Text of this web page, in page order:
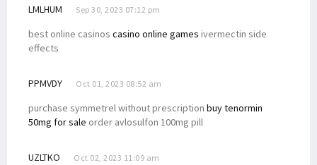
LMLHUM Sep 30, 2023 07:12 pm
best online casinos casino online games ivermectin side
effects
PPMVDY Oct 01, 2023 08:52 am
purchase symmetrel without prescription buy tenormin
50mg for sale order avlosulfon 100mg pill
UZLTKO Oct 02, 2023 11:09 am